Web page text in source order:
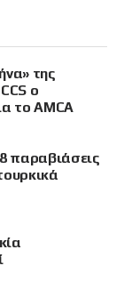
της
ο
το AMCA
παραβιάσεις